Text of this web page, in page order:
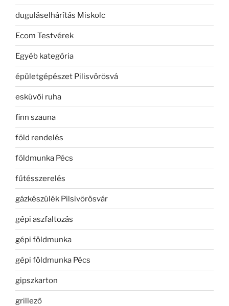
duguláselhárítás Miskolc
Ecom Testvérek
Egyéb kategória
épületgépészet Pilisvörösvá
esküvői ruha
finn szauna
föld rendelés
földmunka Pécs
fűtésszerelés
gázkészülék Pilsivörösvár
gépi aszfaltozás
gépi földmunka
gépi földmunka Pécs
gipszkarton
grillező